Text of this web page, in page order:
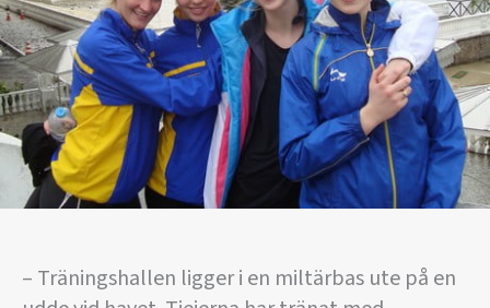
– Träningshallen ligger i en miltärbas ute på en